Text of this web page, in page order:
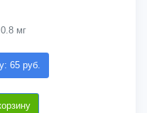
мг
65 руб.